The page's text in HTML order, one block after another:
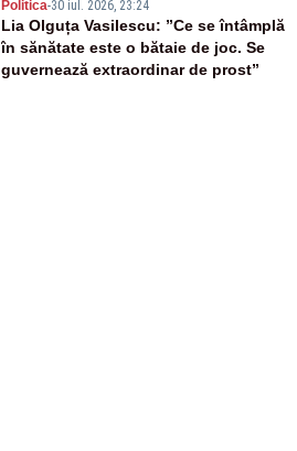
Politica-30 iul. 2026, 23:24
Lia Olguța Vasilescu: ”Ce se întâmplă
în sănătate este o bătaie de joc. Se
guvernează extraordinar de prost”